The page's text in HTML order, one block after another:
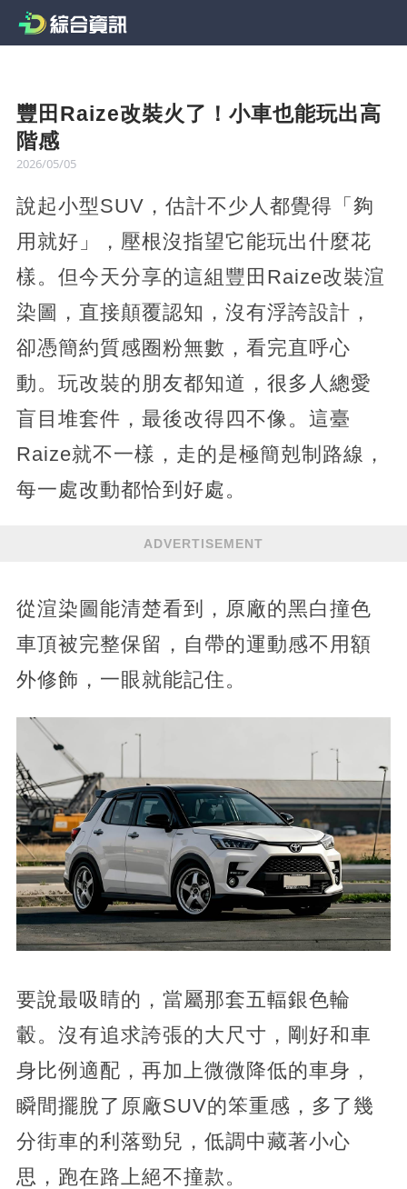
豐田Raize改裝火了！小車也能玩出高
階感
2026/05/05
說起小型SUV，估計不少人都覺得「夠
用就好」，壓根沒指望它能玩出什麼花
樣。但今天分享的這組豐田Raize改裝渲
染圖，直接顛覆認知，沒有浮誇設計，
卻憑簡約質感圈粉無數，看完直呼心
動。玩改裝的朋友都知道，很多人總愛
盲目堆套件，最後改得四不像。這臺
Raize就不一樣，走的是極簡剋制路線，
每一處改動都恰到好處。
ADVERTISEMENT
從渲染圖能清楚看到，原廠的黑白撞色
車頂被完整保留，自帶的運動感不用額
外修飾，一眼就能記住。
要說最吸睛的，當屬那套五輻銀色輪
轂。沒有追求誇張的大尺寸，剛好和車
身比例適配，再加上微微降低的車身，
瞬間擺脫了原廠SUV的笨重感，多了幾
分街車的利落勁兒，低調中藏著小心
思，跑在路上絕不撞款。